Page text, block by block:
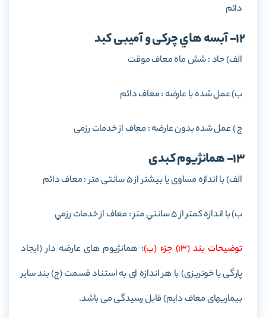
دائم
12- آبسه هاي چركی و آميبی كبد
الف) حاد : شش ماه معاف موقت
ب) عمل شده با عارضه : معاف دائم
ج ) عمل شده بدون عارضه : معاف از خدمات رزمی
13- همانژيوم كبدی
الف) با اندازه مساوی يا بيشتر از 5 سانتی متر : معاف دائم
ب) با اندازه کمتر از 5 سانتي متر : معاف از خدمات رزمي
توضيحات بند (13) جزء (ب)
: همانژیوم های عارضه دار (ایجاد
پارگی یا خونریزی) با هر اندازه ای به استناد قسمت (ج) بند سایر
بیماریهای معاف دایم) قابل رسیدگی می باشد.